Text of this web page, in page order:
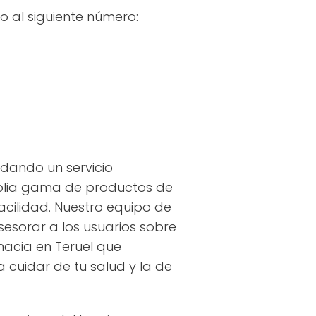
al siguiente número:
un servicio
gama de productos de
Nuestro equipo de
a los usuarios sobre
en Teruel que
cuidar de tu salud y la de